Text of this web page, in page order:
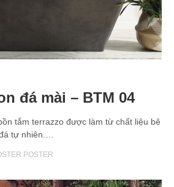
đá mài – BTM 04
tắm terrazzo được làm từ chất liệu bê
tự nhiên.…
POSTER